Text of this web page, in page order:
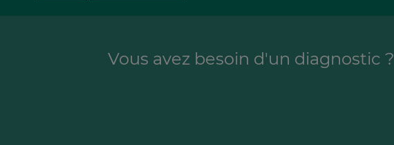
Vous avez besoin d'un diagnostic ?